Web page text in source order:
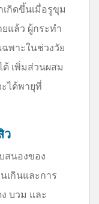
เกิดขึ้นเมื่อรูขุม
แล้ว ผู้กระทำ
พาะในช่วงวัย
เพิ่มส่วนผสม
ได้พายุที่
ว
สนองของ
เกินและการ
บวม และ